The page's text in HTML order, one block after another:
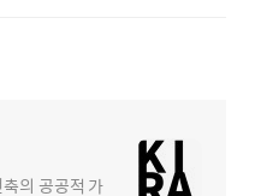
의 공공적 가